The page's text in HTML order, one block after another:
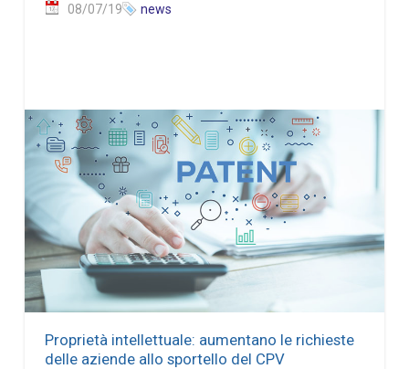
08/07/19 news
Proprietà intellettuale: aumentano le richieste
delle aziende allo sportello del CPV